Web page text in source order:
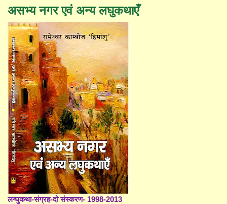
असभ्य नगर एवं अन्य लघुकथाएँ
लग्घुकथा-संग्रह-दो संस्करण- 1998-2013